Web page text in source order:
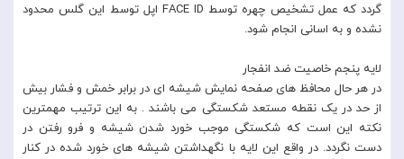
گردد که عمل تشخیص چهره توسط FACE ID اپل توسط این گلس محدود
نشده و به اسانی انجام شود.
لایه پنجم خاصیت ضد انفجار
در هر حال محافظ های صفحه نمایش شیشه ای در برابر خمش و فشار بیش
از حد در یک نقطه مستعد شکستگی می باشند . به این ترتیب مهمترین
نکته این است که شکستگی موجب خورد شدن شیشه و فرو رفتن در
دست نگردد. در واقع این لایه با نگهداشتن شیشه های خورد شده در کنار